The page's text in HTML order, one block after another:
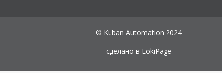
© Kuban Automation 2024
сделано в LokiPage